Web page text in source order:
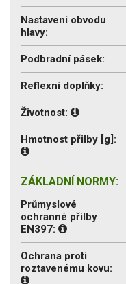
Nastavení obvodu
hlavy:
Podbradní pásek:
Reflexní doplňky:
Životnost:
Hmotnost přilby [g]:
ZÁKLADNÍ NORMY:
Průmyslové
ochranné přilby
EN397:
Ochrana proti
roztavenému kovu: